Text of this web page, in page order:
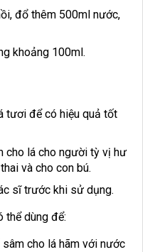
đổ thêm 500ml nước,
khoảng 100ml.
tươi để có hiệu quả tốt
cho lá cho người tỳ vị hư
và cho con bú.
sĩ trước khi sử dụng.
thể dùng để:
cho lá hãm với nước